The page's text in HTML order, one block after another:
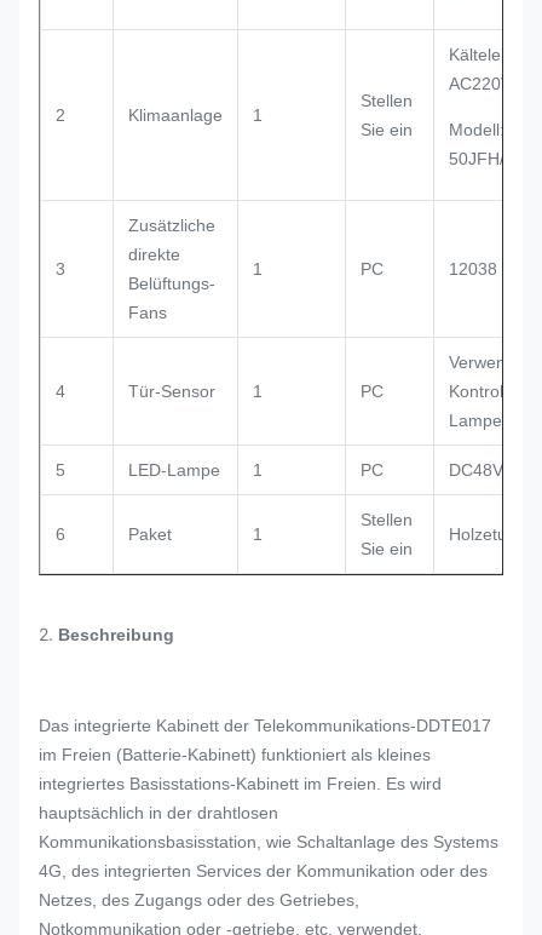
2 Klimaanlage 1
Stellen
Sie ein
AC220V,
Modell:
50JFH/01
3
Zusätzliche
direkte
Belüftungs-
Fans
1 PC 12038
4 Tür-Sensor 1 PC
Verwendet
Kontrolle
Lampe AN/
5 LED-Lampe 1 PC DC48V
6 Paket 1
Stellen
Sie ein
Holzetui
2. Beschreibung
Das integrierte Kabinett der Telekommunikations-DDTE017
im Freien (Batterie-Kabinett) funktioniert als kleines
integriertes Basisstations-Kabinett im Freien. Es wird
hauptsächlich in der drahtlosen
Kommunikationsbasisstation, wie Schaltanlage des Systems
4G, des integrierten Services der Kommunikation oder des
Netzes, des Zugangs oder des Getriebes,
Notkommunikation oder -getriebe, etc. verwendet.